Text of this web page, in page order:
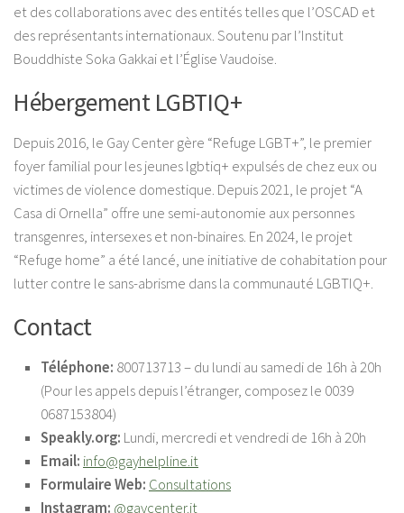
et des collaborations avec des entités telles que l’OSCAD et
des représentants internationaux. Soutenu par l’Institut
Bouddhiste Soka Gakkai et l’Église Vaudoise.
Hébergement LGBTIQ+
Depuis 2016, le Gay Center gère “Refuge LGBT+”, le premier
foyer familial pour les jeunes lgbtiq+ expulsés de chez eux ou
victimes de violence domestique. Depuis 2021, le projet “A
Casa di Ornella” offre une semi-autonomie aux personnes
transgenres, intersexes et non-binaires. En 2024, le projet
“Refuge home” a été lancé, une initiative de cohabitation pour
lutter contre le sans-abrisme dans la communauté LGBTIQ+.
Contact
Téléphone: 800713713 – du lundi au samedi de 16h à 20h
(Pour les appels depuis l’étranger, composez le 0039
0687153804)
Speakly.org: Lundi, mercredi et vendredi de 16h à 20h
Email: info@gayhelpline.it
Formulaire Web: Consultations
Instagram: @gaycenter.it